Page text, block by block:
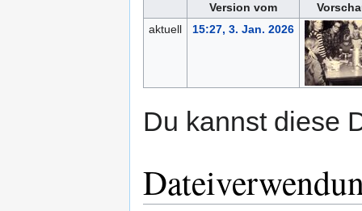
Version vom
aktuell
15:27, 3. Jan. 2026
Du kannst diese